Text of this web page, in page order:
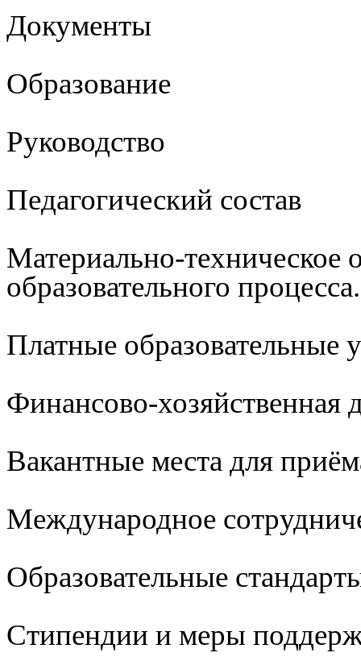
Документы
Образование
Руководство
Педагогический состав
Материально-техническое
образовательного
Платные образовательные
Финансово-хозяйственная
Вакантные места для
Международное
Образовательные
Стипендии и меры